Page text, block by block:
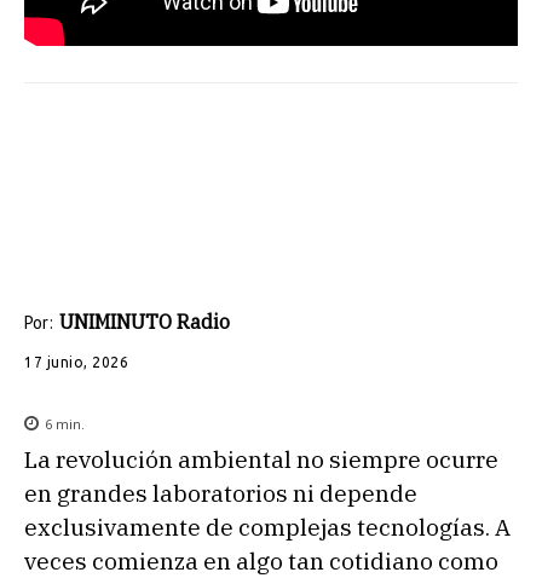
Por: UNIMINUTO Radio
17 junio, 2026
6 min.
La revolución ambiental no siempre ocurre
en grandes laboratorios ni depende
exclusivamente de complejas tecnologías. A
veces comienza en algo tan cotidiano como